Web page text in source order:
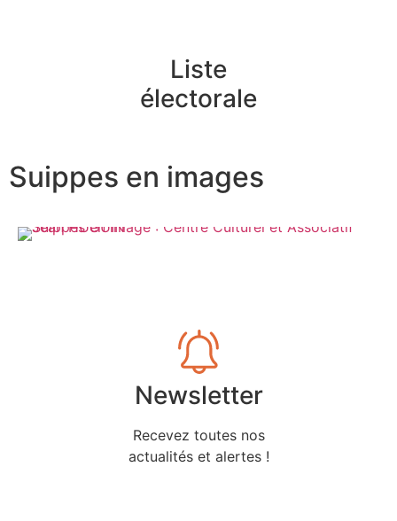
Liste
électorale
Suippes en images
Newsletter
Recevez toutes nos
actualités et alertes !